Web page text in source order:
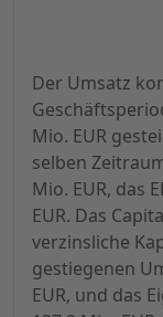
Der Umsatz
Mio. EUR
selben
Mio. EUR, das
EUR. Das
verzinsliche
gestiegenen
EUR, und das